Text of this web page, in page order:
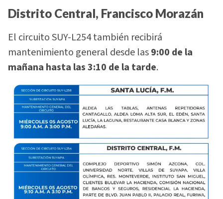
Distrito Central, Francisco Morazán
El circuito SUY-L254 también recibirá
mantenimiento general desde las9:00 de la
mañana hasta las 3:10 de la tarde.